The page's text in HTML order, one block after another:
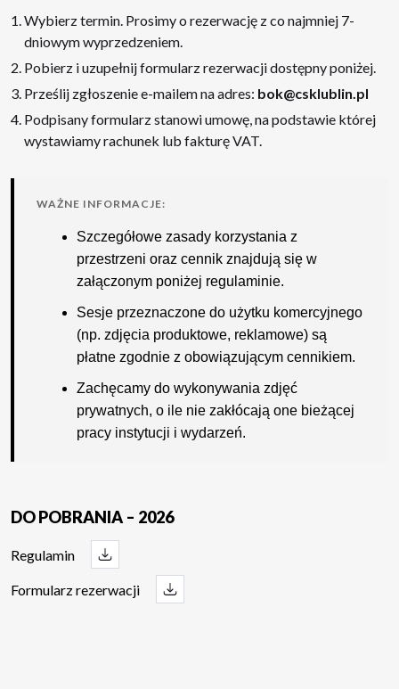
Wybierz termin. Prosimy o rezerwację z co najmniej 7-
dniowym wyprzedzeniem.
Pobierz i uzupełnij formularz rezerwacji dostępny poniżej.
Prześlij zgłoszenie e-mailem na adres: bok@csklublin.pl
Podpisany formularz stanowi umowę, na podstawie której
wystawiamy rachunek lub fakturę VAT.
WAŻNE INFORMACJE:
Szczegółowe zasady korzystania z
przestrzeni oraz cennik znajdują się w
załączonym poniżej regulaminie.
Sesje przeznaczone do użytku komercyjnego
(np. zdjęcia produktowe, reklamowe) są
płatne zgodnie z obowiązującym cennikiem.
Zachęcamy do wykonywania zdjęć
prywatnych, o ile nie zakłócają one bieżącej
pracy instytucji i wydarzeń.
DO POBRANIA – 2026
Regulamin
Formularz rezerwacji